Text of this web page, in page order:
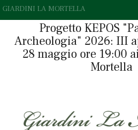
GIARDINI LA MORTELLA
Progetto KEPOS
Archeologia" 2026: III
28 maggio ore 19:00
Mortella